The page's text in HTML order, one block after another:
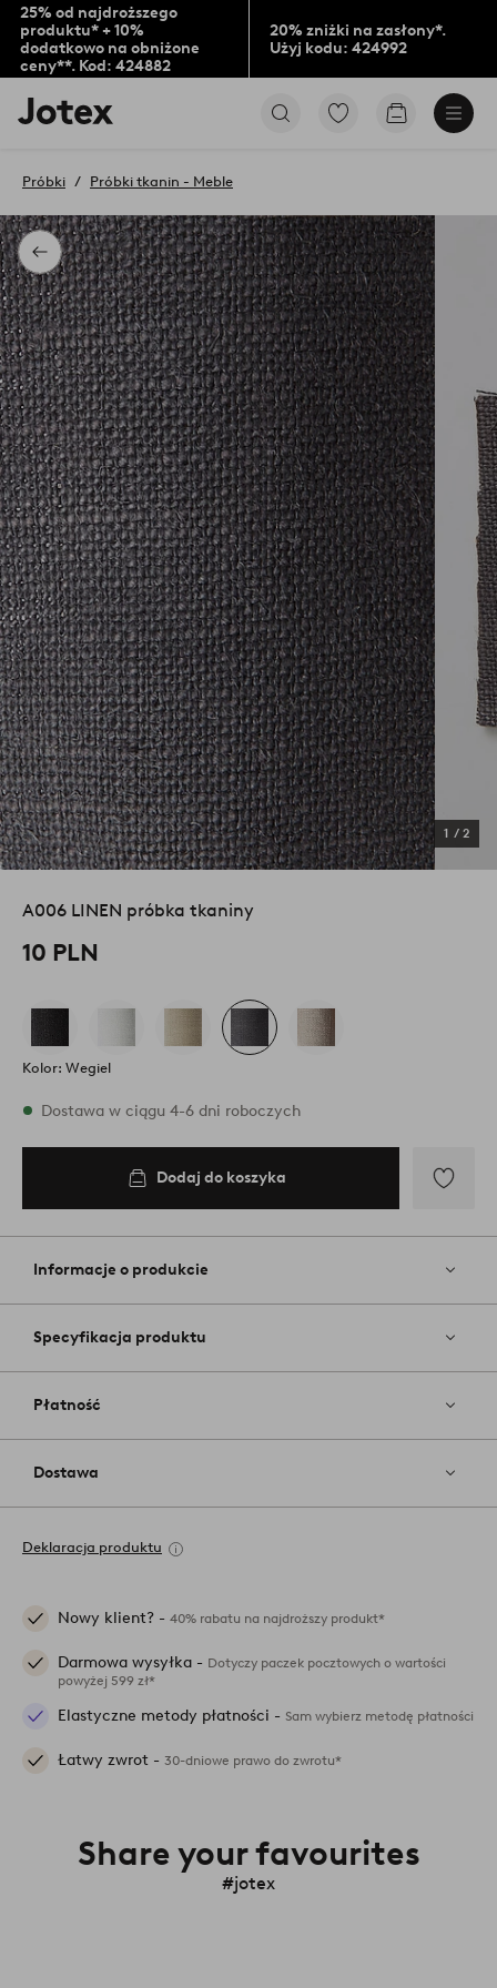
25% od najdroższego
produktu* + 10%
dodatkowo na obniżone
ceny**. Kod: 424882
20% zniżki na zasłony*.
Użyj kodu: 424992
Logo
Jotex
na
stronę
PrzejdźPrzejdź
Powrót
Próbki Próbki tkanin - Meble
1 / 2
A006 LINEN próbka tkaniny
10 PLN
Kolor: Wegiel
W magazynie
Dostawa w ciągu 4-6 dni roboczych
Dodaj do koszyka
do
Informacje o produkcie
Specyfikacja produktu
Płatność
Dostawa
Deklaracja produktu
Nowy klient? - 40% rabatu na najdroższy produkt*
Darmowa wysyłka - Dotyczy paczek pocztowych o wartości
powyżej 599 zł*
Elastyczne metody płatności - Sam wybierz metodę płatności
Łatwy zwrot - 30-dniowe prawo do zwrotu*
Share your favourites
#jotex